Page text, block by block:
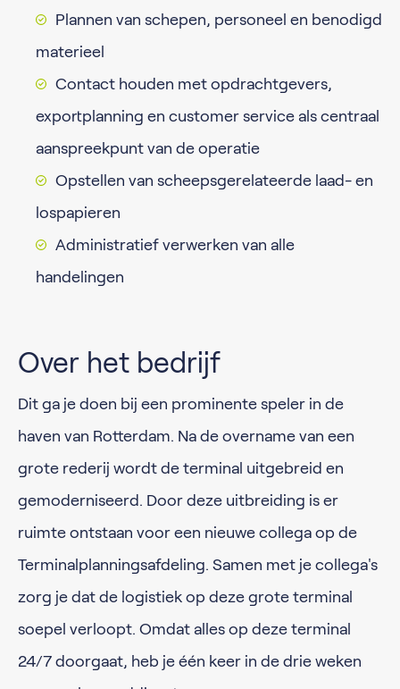
Plannen van schepen, personeel en benodigd
materieel
Contact houden met opdrachtgevers,
exportplanning en customer service als centraal
aanspreekpunt van de operatie
Opstellen van scheepsgerelateerde laad- en
lospapieren
Administratief verwerken van alle
handelingen
Over het bedrijf
Dit ga je doen bij een prominente speler in de
haven van Rotterdam. Na de overname van een
grote rederij wordt de terminal uitgebreid en
gemoderniseerd. Door deze uitbreiding is er
ruimte ontstaan voor een nieuwe collega op de
Terminalplanningsafdeling. Samen met je collega's
zorg je dat de logistiek op deze grote terminal
soepel verloopt. Omdat alles op deze terminal
24/7 doorgaat, heb je één keer in de drie weken